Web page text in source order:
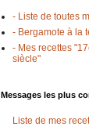
- Liste de toutes
- Bergamote à la
- Mes recettes
siècle"
Messages les plus
Liste de mes